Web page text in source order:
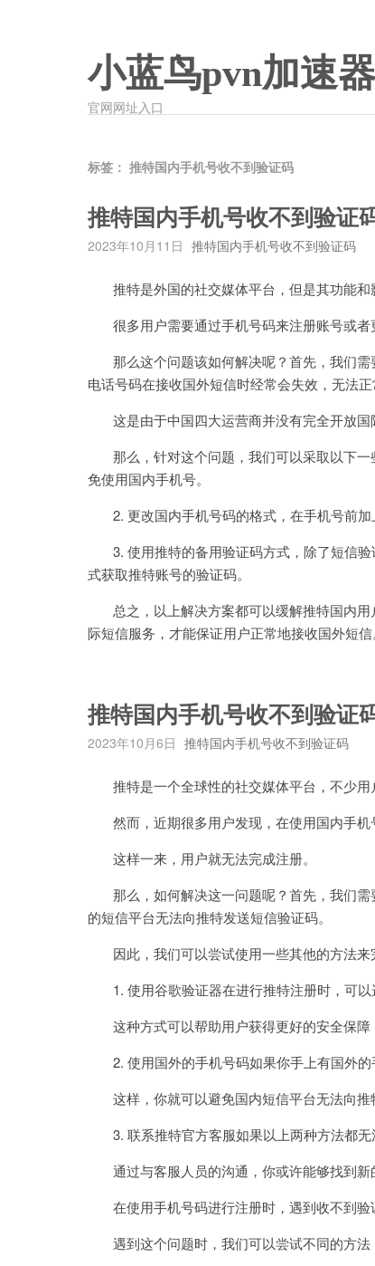
小蓝鸟pvn加速器
官网网址入口
标签： 推特国内手机号收不到验证码
推特国内手机号收不到验证
2023年10月11日 推特国内手机号收不到验证码
推特是外国的社交媒体平台，但是其功能和
很多用户需要通过手机号码来注册账号或者
那么这个问题该如何解决呢？首先，我们需
电话号码在接收国外短信时经常会失效，无法正
这是由于中国四大运营商并没有完全开放国
那么，针对这个问题，我们可以采取以下一
免使用国内手机号。
2. 更改国内手机号码的格式，在手机号前加
3. 使用推特的备用验证码方式，除了短信验
式获取推特账号的验证码。
总之，以上解决方案都可以缓解推特国内用
际短信服务，才能保证用户正常地接收国外短信
推特国内手机号收不到验证
2023年10月6日 推特国内手机号收不到验证码
推特是一个全球性的社交媒体平台，不少用
然而，近期很多用户发现，在使用国内手机
这样一来，用户就无法完成注册。
那么，如何解决这一问题呢？首先，我们需
的短信平台无法向推特发送短信验证码。
因此，我们可以尝试使用一些其他的方法来
1. 使用谷歌验证器在进行推特注册时，可以
这种方式可以帮助用户获得更好的安全保障
2. 使用国外的手机号码如果你手上有国外的
这样，你就可以避免国内短信平台无法向推
3. 联系推特官方客服如果以上两种方法都无
通过与客服人员的沟通，你或许能够找到新
在使用手机号码进行注册时，遇到收不到验
遇到这个问题时，我们可以尝试不同的方法